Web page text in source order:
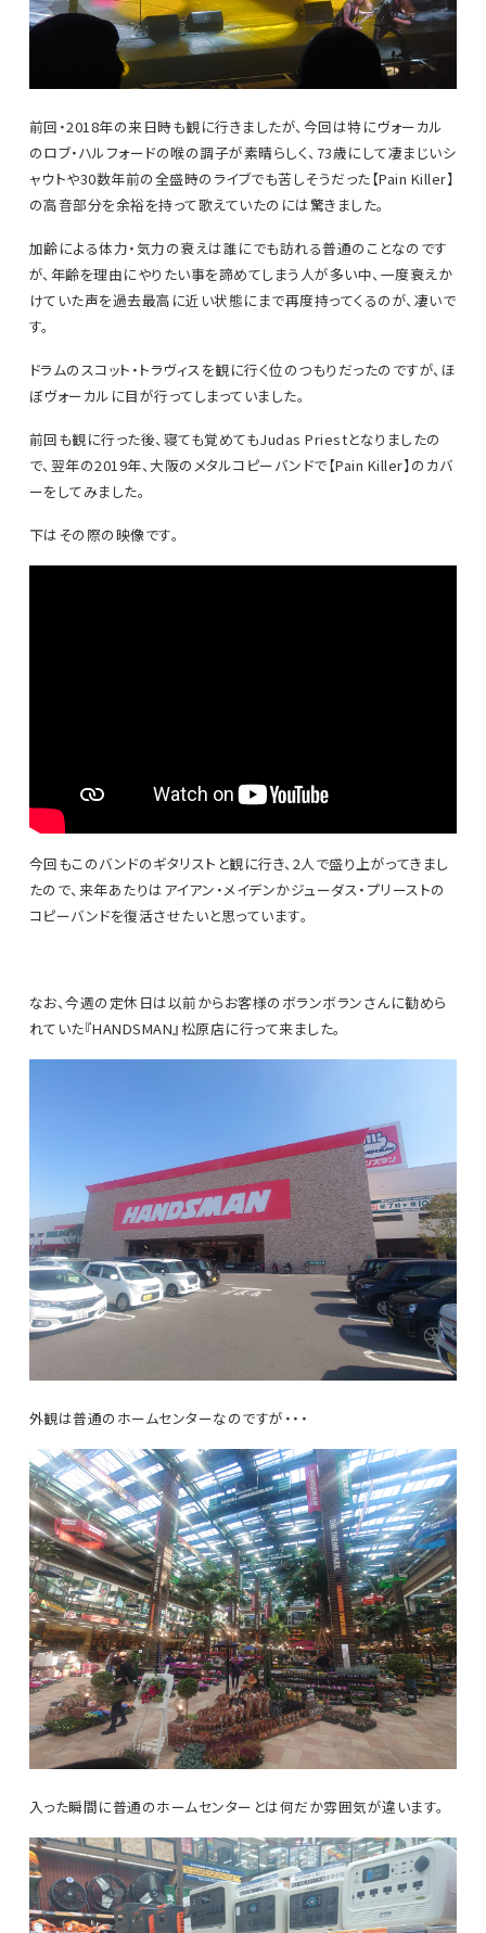
前回・2018年の来日時も観に行きましたが、今回は特にヴォーカル
のロブ・ハルフォードの喉の調子が素晴らしく、73歳にして凄まじいシ
ャウトや30数年前の全盛時のライブでも苦しそうだった【Pain Killer】
の高音部分を余裕を持って歌えていたのには驚きました。
加齢による体力・気力の衰えは誰にでも訪れる普通のことなのです
が、年齢を理由にやりたい事を諦めてしまう人が多い中、一度衰えか
けていた声を過去最高に近い状態にまで再度持ってくるのが、凄いで
す。
ドラムのスコット・トラヴィスを観に行く位のつもりだったのですが、ほ
ぼヴォーカルに目が行ってしまっていました。
前回も観に行った後、寝ても覚めてもJudas Priestとなりましたの
で、翌年の2019年、大阪のメタルコピーバンドで【Pain Killer】のカバ
ーをしてみました。
下はその際の映像です。
今回もこのバンドのギタリストと観に行き、2人で盛り上がってきまし
たので、来年あたりはアイアン・メイデンかジューダス・プリーストの
コピーバンドを復活させたいと思っています。
なお、今週の定休日は以前からお客様のボランボランさんに勧めら
れていた『HANDSMAN』松原店に行って来ました。
外観は普通のホームセンターなのですが・・・
入った瞬間に普通のホームセンターとは何だか雰囲気が違います。